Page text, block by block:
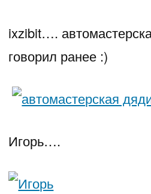
ixzibit….
говорил ранее :)
Игорь….